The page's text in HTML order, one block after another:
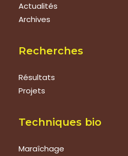
Actualités
Archives
Recherches
Résultats
Projets
Techniques bio
Maraîchage